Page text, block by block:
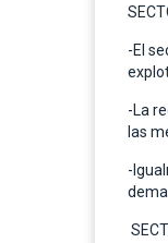
-El
-La
las
-